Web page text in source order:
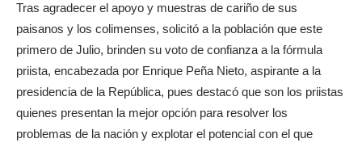
Tras agradecer el apoyo y muestras de cariño de sus
paisanos y los colimenses, solicitó a la población que este
primero de Julio, brinden su voto de confianza a la fórmula
priista, encabezada por Enrique Peña Nieto, aspirante a la
presidencia de la República, pues destacó que son los priistas
quienes presentan la mejor opción para resolver los
problemas de la nación y explotar el potencial con el que